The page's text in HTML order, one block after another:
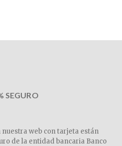
SEGURO
web con tarjeta están
de la entidad bancaria Banco